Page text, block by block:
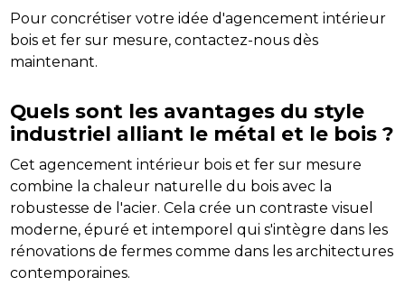
Pour concrétiser votre idée d'agencement intérieur
bois et fer sur mesure, contactez-nous dès
maintenant.
Quels sont les avantages du style
industriel alliant le métal et le bois ?
Cet agencement intérieur bois et fer sur mesure
combine la chaleur naturelle du bois avec la
robustesse de l'acier. Cela crée un contraste visuel
moderne, épuré et intemporel qui s'intègre dans les
rénovations de fermes comme dans les architectures
contemporaines.